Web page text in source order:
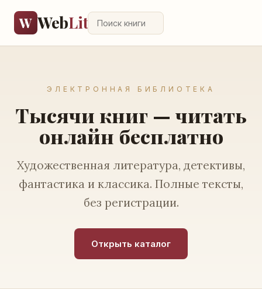
W WebLit
ЭЛЕКТРОННАЯ БИБЛИОТЕКА
Тысячи книг — читать
онлайн бесплатно
Художественная литература, детективы,
фантастика и классика. Полные тексты,
без регистрации.
Открыть каталог